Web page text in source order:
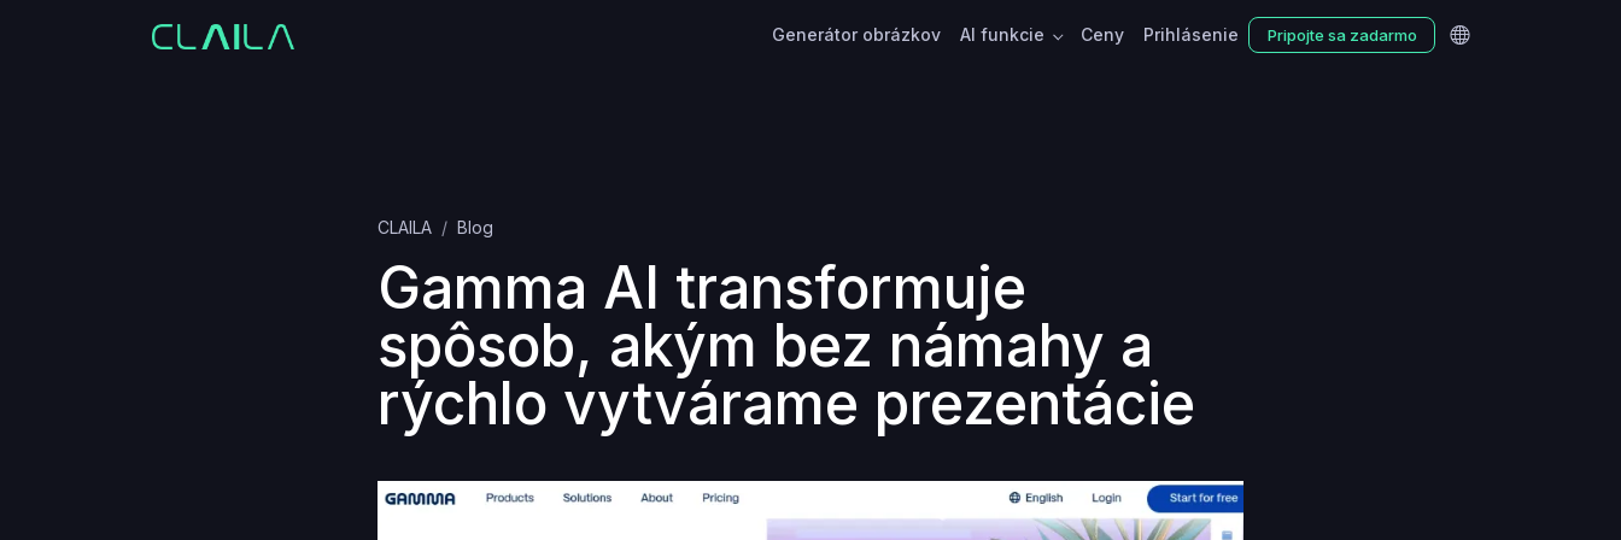
Generátor obrázkov AI funkcie Ceny Prihlásenie Pripojte sa zadarmo
CLAILA Blog
Gamma AI transformuje
spôsob, akým bez námahy a
rýchlo vytvárame prezentácie